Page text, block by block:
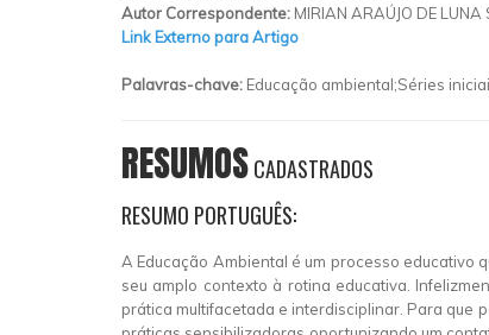
Autor Correspondente: MIRIAN ARAÚJO DE LUNA
Link Externo para Artigo
Palavras-chave: Educação ambiental;Séries
RESUMOSCADASTRADOS
RESUMO PORTUGUÊS:
A Educação Ambiental é um processo educativo
seu amplo contexto à rotina educativa.
prática multifacetada e interdisciplinar. Para que